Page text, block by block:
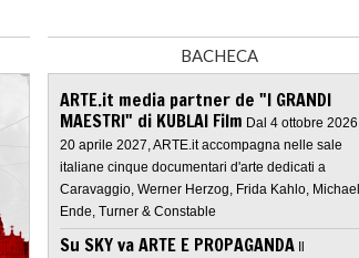
BACHECA
ARTE.it media partner de "I GRANDI
MAESTRI" di KUBLAI Film Dal 4 ottobre
20 aprile 2027, ARTE.it accompagna nelle sale
italiane cinque documentari d'arte dedicati a
Caravaggio, Werner Herzog, Frida Kahlo, Michael
Ende, Turner & Constable
Su SKY va ARTE E PROPAGANDA Il